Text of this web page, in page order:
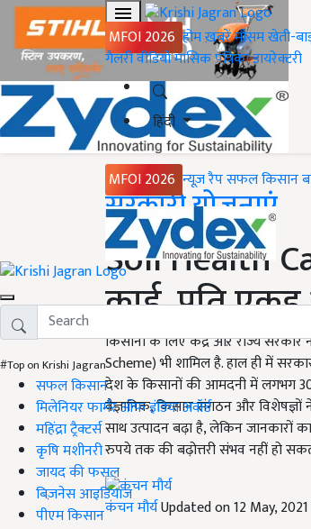
MFOI 2026 होमख़बरेंमौसमखेती-
गैलरीवीडियोमासिक पत्रिकाडायरेक्टरी
हिंदी
MFOI 2026 न्यूज़ रैपसफल किसान
#Top on Krishi Jagran
सफल किसान
मिलेनियर फार्मर ऑफ इंडिया अवॉर्ड
महिंद्रा ट्रैक्टर्स
कृषि मशीनरी
जायद की फसल
बिज़नेस आइडियाज
पीएम किसान
Home
सरकारी योजनाएं
Soil Health
कार्ड, प्रति
किसानों के लिए केंद्र औऱ राज्य सरकार
Scheme) भी शामिल है. हाल ही में
देश के किसानों की आमदनी में लगभग 30
वैज्ञानिक, किसान संगठन और
साथ उत्पादन बढ़ा है, लेकिन
रुपये तक की बढ़ोत्तरी संभव नहीं हो
कंचन मौर्यUpdated on 12 May,